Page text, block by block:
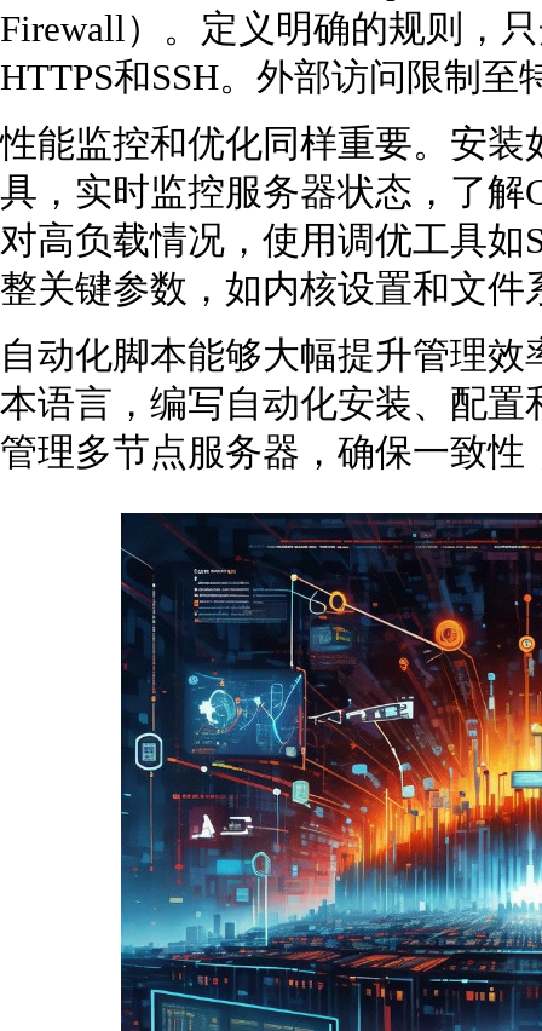
Firewall）。定义明确的规则，
HTTPS和SSH。外部访问限制
性能监控和优化同样重要。安装
具，实时监控服务器状态，了
对高负载情况，使用调优工具如
整关键参数，如内核设置和文件
自动化脚本能够大幅提升管理效
本语言，编写自动化安装、配
管理多节点服务器，确保一致性